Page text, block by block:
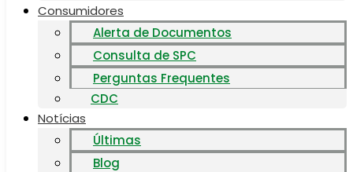
Consumidores
Alerta de Documentos
Consulta de SPC
Perguntas Frequentes
CDC
Notícias
Últimas
Blog